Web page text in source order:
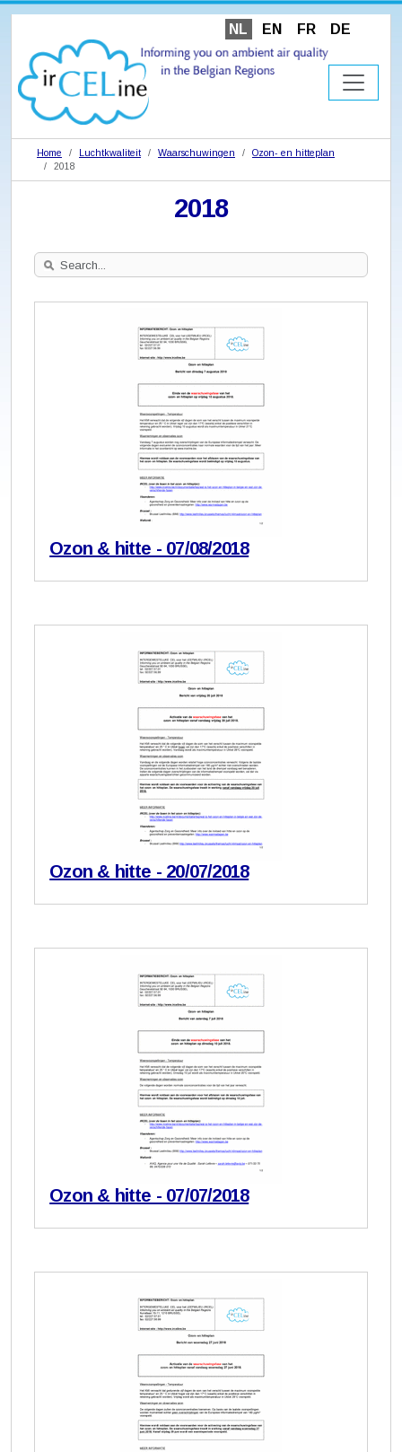
NL EN FR DE
Home Luchtkwaliteit Waarschuwingen
Ozon- en hitteplan
2018
2018
Search
Site
Ozon & hitte - 07/08/2018
Ozon & hitte - 20/07/2018
Ozon & hitte - 07/07/2018